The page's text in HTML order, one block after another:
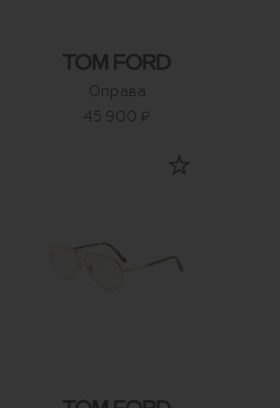
Оправа
45 900 ₽